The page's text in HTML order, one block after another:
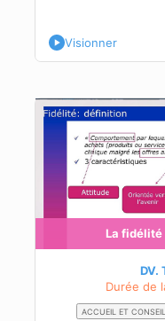
Visionner
La
DV.
Durée de
ACCUEIL ET CONSEIL